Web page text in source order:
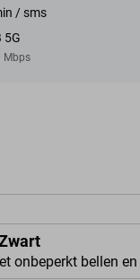
/ sms
5G
Mbps
onbeperkt bellen